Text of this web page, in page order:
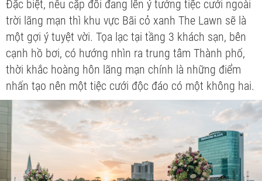
Đặc biệt, nếu cặp đôi đang lên ý tưởng tiệc cưới ngoài
trời lãng mạn thì khu vực Bãi cỏ xanh The Lawn sẽ là
một gợi ý tuyệt vời. Tọa lạc tại tầng 3 khách sạn, bên
cạnh hồ bơi, có hướng nhìn ra trung tâm Thành phố,
thời khắc hoàng hôn lãng mạn chính là những điểm
nhấn tạo nên một tiệc cưới độc đáo có một không hai.